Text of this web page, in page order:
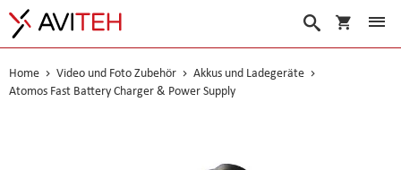
Suche
Home Video und Foto Zubehör
Akkus und Ladegeräte
Atomos Fast Battery Charger & Power Supply